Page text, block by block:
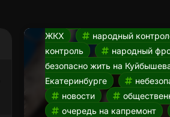
ЖКХ
народный
контроль
народный
безопасно жить на
Екатеринбурге
новости
очередь на капремонт